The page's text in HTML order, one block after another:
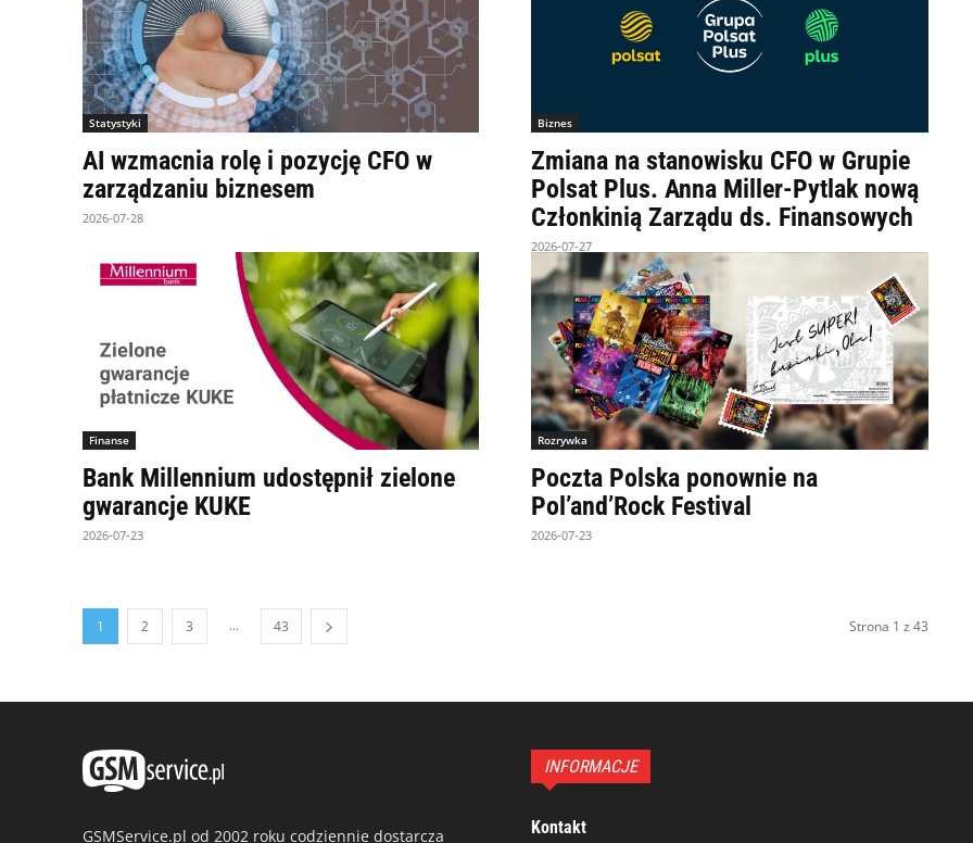
Statystyki
AI wzmacnia rolę i pozycję CFO w
zarządzaniu biznesem
2026-07-28
Biznes
Zmiana na stanowisku CFO w Grupie
Polsat Plus. Anna Miller-Pytlak nową
Członkinią Zarządu ds. Finansowych
2026-07-27
Finanse
Bank Millennium udostępnił zielone
gwarancje KUKE
2026-07-23
Rozrywka
Poczta Polska ponownie na
Pol’and’Rock Festival
2026-07-23
1 2 3 ... 43 Strona 1 z 43
GSMService.pl od 2002 roku codziennie dostarcza
INFORMACJE
Kontakt